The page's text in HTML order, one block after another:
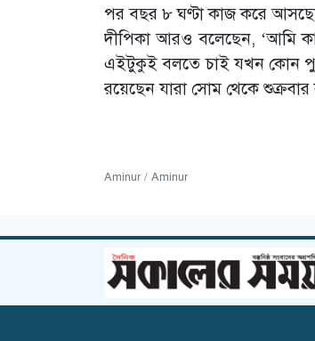
পর বছর ৮ ঘণ্টা কাজ করে
দীপিকা আরও বলেছেন, ‘আমি
এইটুকুই বলতে চাই যখন কোন
রয়েছেন যারা সোম থেকে
Aminur / Aminur